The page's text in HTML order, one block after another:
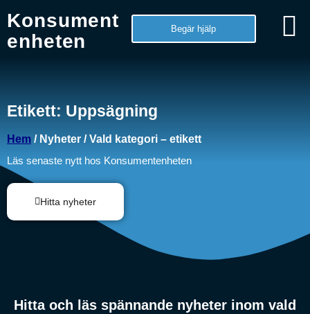
Konsument
enheten
Begär hjälp
Etikett: Uppsägning
Hem / Nyheter / Vald kategori – etikett
Läs senaste nytt hos Konsumentenheten
Hitta nyheter
Hitta och läs spännande nyheter inom vald